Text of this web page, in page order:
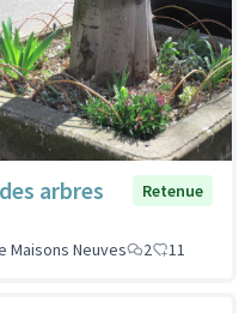
arbres
Retenue
Maisons Neuves 2 11